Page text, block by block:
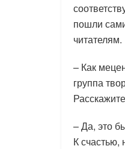
пошли
читателям.
– Как
группа
– Да, это
К